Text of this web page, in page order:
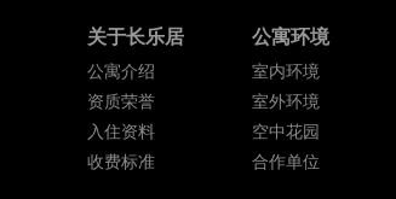
关于长乐居
公寓介绍
资质荣誉
入住资料
收费标准
公寓环境
室内环境
室外环境
空中花园
合作单位